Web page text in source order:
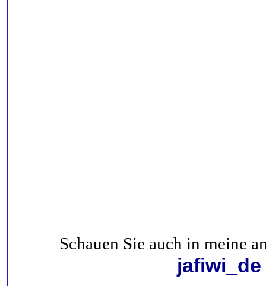
Schauen Sie auch in meine
jafiwi_de